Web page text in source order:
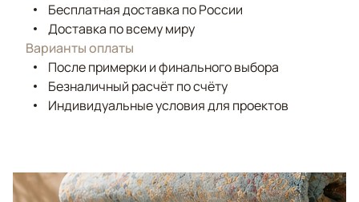
Бесплатная доставка по России
Доставка по всему миру
Варианты оплаты
После примерки и финального выбора
Безналичный расчёт по счёту
Индивидуальные условия для проектов